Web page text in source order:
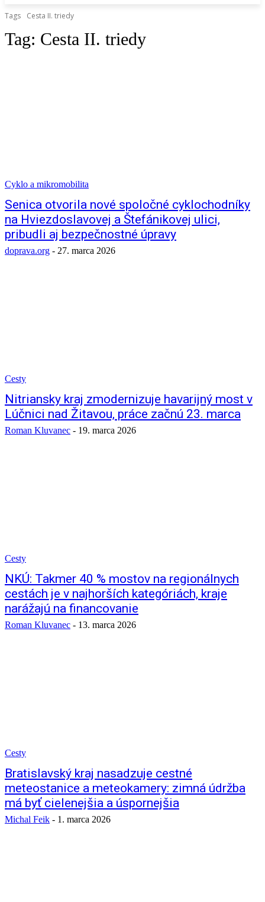
Tags Cesta II. triedy
Tag: Cesta II. triedy
Cyklo a mikromobilita
Senica otvorila nové spoločné cyklochodníky
na Hviezdoslavovej a Štefánikovej ulici,
pribudli aj bezpečnostné úpravy
doprava.org - 27. marca 2026
Cesty
Nitriansky kraj zmodernizuje havarijný most v
Lúčnici nad Žitavou, práce začnú 23. marca
Roman Kluvanec - 19. marca 2026
Cesty
NKÚ: Takmer 40 % mostov na regionálnych
cestách je v najhorších kategóriách, kraje
narážajú na financovanie
Roman Kluvanec - 13. marca 2026
Cesty
Bratislavský kraj nasadzuje cestné
meteostanice a meteokamery: zimná údržba
má byť cielenejšia a úspornejšia
Michal Feik - 1. marca 2026